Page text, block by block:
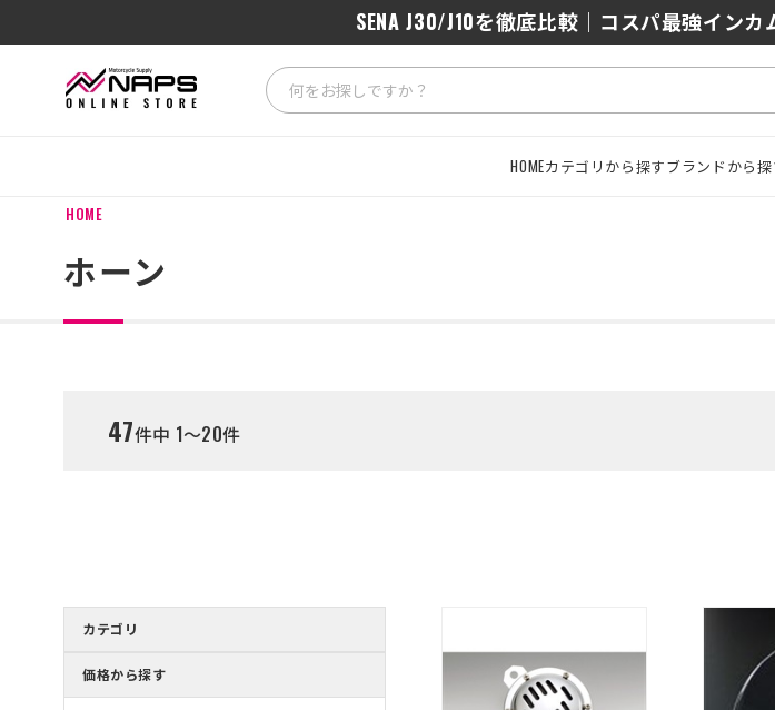
SENA J30/J10を徹底比較｜コスパ最強イン
HOMEカテゴリから探すブランドから
HOME
ホーン
47件中 1～20件
カテゴリ
価格から探す